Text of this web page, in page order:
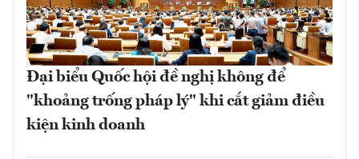
Đại biểu Quốc hội đề nghị không để
"khoảng trống pháp lý" khi cắt giảm điều
kiện kinh doanh